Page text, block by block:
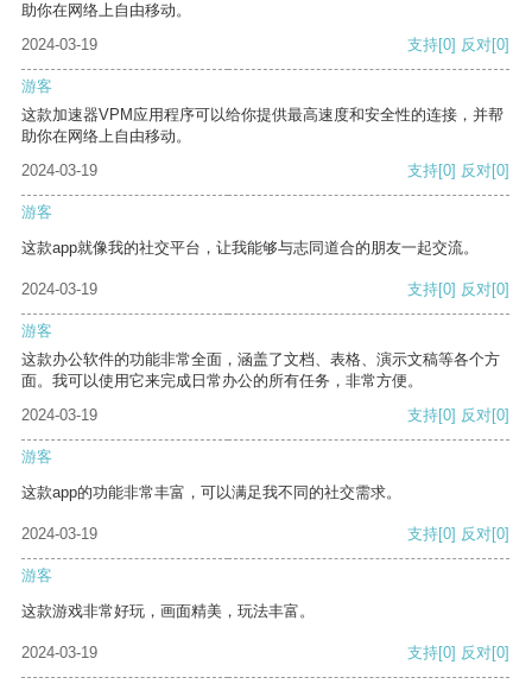
助你在网络上自由移动。
2024-03-19
支持[0] 反对[0]
游客
这款加速器VPM应用程序可以给你提供最高速度和安全性的连接，并帮
助你在网络上自由移动。
2024-03-19
支持[0] 反对[0]
游客
这款app就像我的社交平台，让我能够与志同道合的朋友一起交流。
2024-03-19 支持[0] 反对[0]
游客
这款办公软件的功能非常全面，涵盖了文档、表格、演示文稿等各个方
面。我可以使用它来完成日常办公的所有任务，非常方便。
2024-03-19
支持[0] 反对[0]
游客
这款app的功能非常丰富，可以满足我不同的社交需求。
2024-03-19 支持[0] 反对[0]
游客
这款游戏非常好玩，画面精美，玩法丰富。
2024-03-19 支持[0] 反对[0]